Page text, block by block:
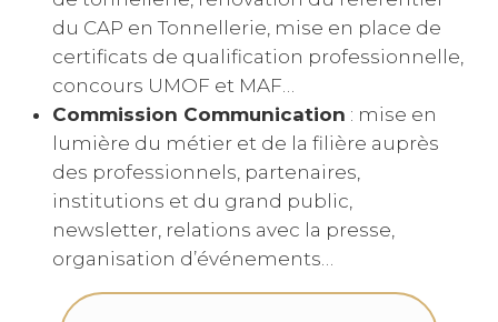
du CAP en Tonnellerie, mise en place de
certificats de qualification professionnelle,
concours UMOF et MAF…
Commission Communication : mise en
lumière du métier et de la filière auprès
des professionnels, partenaires,
institutions et du grand public,
newsletter, relations avec la presse,
organisation d’événements…